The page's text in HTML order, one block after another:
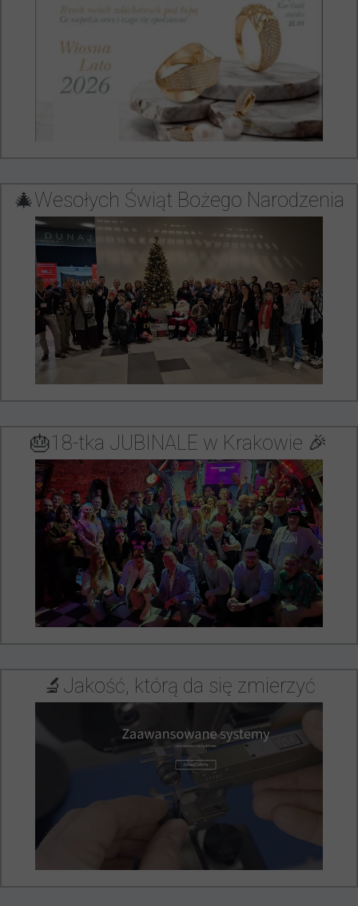
🎄Wesołych Świąt Bożego Narodzenia
🎂18-tka JUBINALE w Krakowie 🎉
🔬Jakość, którą da się zmierzyć